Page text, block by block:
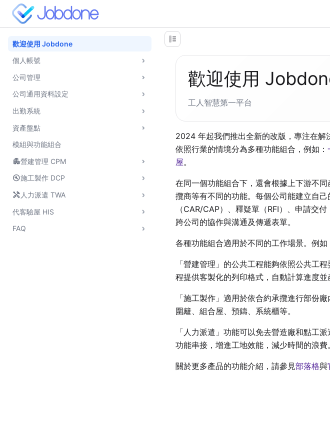
歡迎使用 Jobdone
個人帳號
公司管理
公司通用資料設定
出勤系統
資產盤點
模組與功能組合
apartment營建管理 CPM
build_circle施工製作 DCP
handyman 人力派遣 TWA
代客驗屋 HIS
FAQ
歡迎使用
工人智慧第一平台
2024 年起我們推出全新的改版，專注在解
依照行業的情境分為多種功能組合，例如：
屋。
在同一個功能組合下，還會根據上下游不
攬商等有不同的功能。每個公司能建立自
（CAR/CAP）、釋疑單（RFI）、申請交
跨公司的協作與溝通及傳遞表單。
各種功能組合適用於不同的工作場景。例如
「營建管理」的公共工程能夠依照公共工
程提供客製化的列印格式，自動計算進度並
「施工製作」適用於依合約承攬進行部份
圍籬、組合屋、預鑄、系統櫃等。
「人力派遣」功能可以免去營造廠和點工
功能串接，增進工地效能，減少時間的浪費
關於更多產品的功能介紹，請參見部落格與